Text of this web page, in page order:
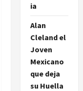
ia
Alan
Cleland el
Joven
Mexicano
que deja
su Huella